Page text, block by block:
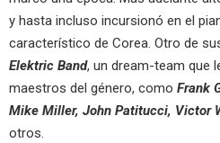
y hasta incluso incursionó en el
característico de Corea. Otro de
Elektric Band, un dream-team que
maestros del género, como Frank
Mike Miller, John Patitucci, Victor
otros.